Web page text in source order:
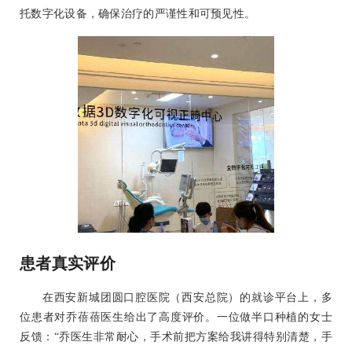
托数字化设备，确保治疗的严谨性和可预见性。
患者真实评价
在西安新城团圆口腔医院（西安总院）的就诊平台上，多
位患者对乔蓓蓓医生给出了高度评价。一位做半口种植的女士
反馈：“乔医生非常耐心，手术前把方案给我讲得特别清楚，手